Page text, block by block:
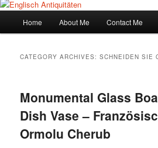
Skip
content
Skip
content
Home About Me Contact Me
CATEGORY ARCHIVES:SCHNEIDEN SIE
Monumental Glass
Dish Vase –
Ormolu Cherub